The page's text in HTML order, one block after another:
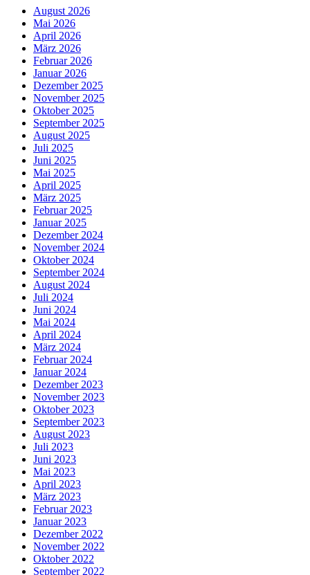
August 2026
Mai 2026
April 2026
März 2026
Februar 2026
Januar 2026
Dezember 2025
November 2025
Oktober 2025
September 2025
August 2025
Juli 2025
Juni 2025
Mai 2025
April 2025
März 2025
Februar 2025
Januar 2025
Dezember 2024
November 2024
Oktober 2024
September 2024
August 2024
Juli 2024
Juni 2024
Mai 2024
April 2024
März 2024
Februar 2024
Januar 2024
Dezember 2023
November 2023
Oktober 2023
September 2023
August 2023
Juli 2023
Juni 2023
Mai 2023
April 2023
März 2023
Februar 2023
Januar 2023
Dezember 2022
November 2022
Oktober 2022
September 2022